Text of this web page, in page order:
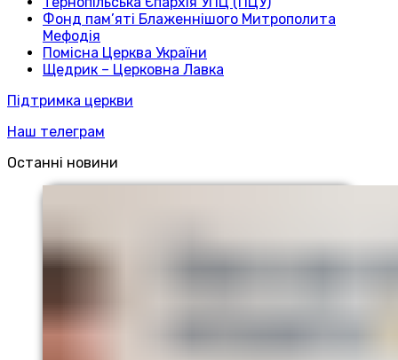
Фонд пам’яті Блаженнішого Митрополита
Мефодія
Помісна Церква України
Щедрик – Церковна Лавка
Підтримка церкви
Наш телеграм
Останні новини